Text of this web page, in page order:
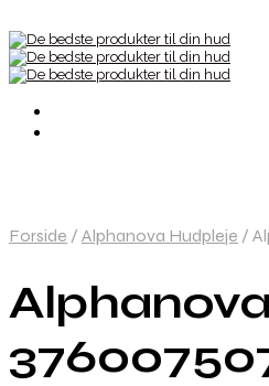
Forside / Alphanova Hudpleje /